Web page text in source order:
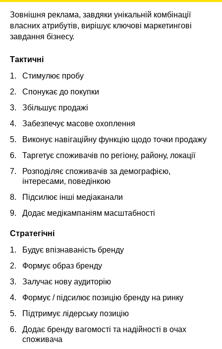
Зовнішня реклама, завдяки унікальній комбінації
власних атрибутів, вирішує ключові маркетингові
завдання бізнесу.
Тактичні
Стимулює пробу
Спонукає до покупки
Збільшує продажі
Забезпечує масове охоплення
Виконує навігаційну функцію щодо точки продажу
Таргетує споживачів по регіону, району, локації
Розподіляє споживачів за демографією,
інтересами, поведінкою
Підсилює інші медіаканали
Додає медікампаніям масштабності
Стратегічні
Будує впізнаваність бренду
Формує образ бренду
Залучає нову аудиторію
Формує / підсилює позицію бренду на ринку
Підтримує лідерську позицію
Додає бренду вагомості та надійності в очах
споживача